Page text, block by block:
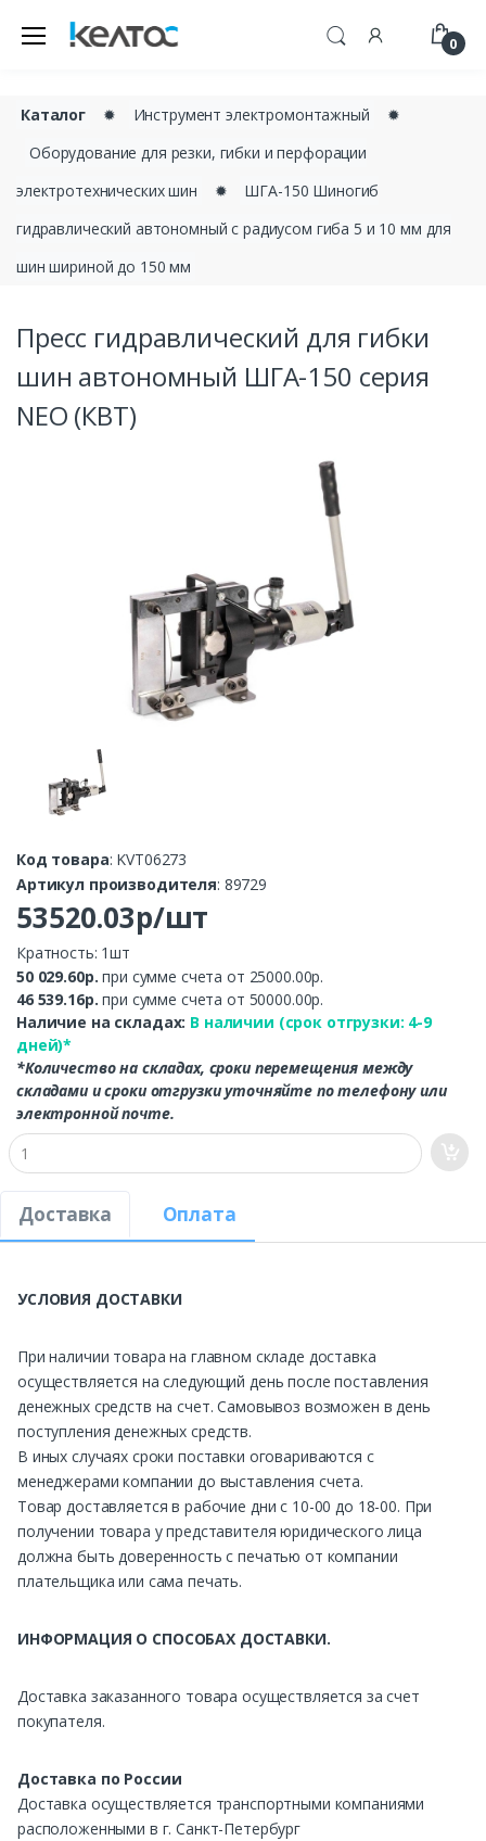
0
Каталог ✹ Инструмент электромонтажный
✹
Оборудование для резки, гибки и перфорации
электротехнических шин
✹
ШГА-150 Шиногиб
гидравлический автономный с радиусом гиба 5 и 10 мм для
шин шириной до 150 мм
Пресс гидравлический для гибки
шин автономный ШГА-150 серия
NEO (КВТ)
Код товара: KVT06273
Артикул производителя: 89729
53520.03р/шт
Кратность: 1шт
50 029.60р.при сумме счета от 25000.00р.
46 539.16р.при сумме счета от 50000.00р.
Наличие на складах: В наличии (срок отгрузки: 4-9
дней)*
*Количество на складах, сроки перемещения между
складами и сроки отгрузки уточняйте по телефону или
электронной почте.
Доставка Оплата
УСЛОВИЯ ДОСТАВКИ
При наличии товара на главном складе доставка
осуществляется на следующий день после поставления
денежных средств на счет. Самовывоз возможен в день
поступления денежных средств.
В иных случаях сроки поставки оговариваются с
менеджерами компании до выставления счета.
Товар доставляется в рабочие дни с 10-00 до 18-00. При
получении товара у представителя юридического лица
должна быть доверенность с печатью от компании
плательщика или сама печать.
ИНФОРМАЦИЯ О СПОСОБАХ ДОСТАВКИ.
Доставка заказанного товара осуществляется за счет
покупателя.
Доставка по России
Доставка осуществляется транспортными компаниями
расположенными в г. Санкт-Петербург